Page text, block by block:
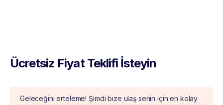
Ücretsiz Fiyat Teklifi İsteyin
Geleceğini erteleme! Şimdi bize ulaş senin için en kolay